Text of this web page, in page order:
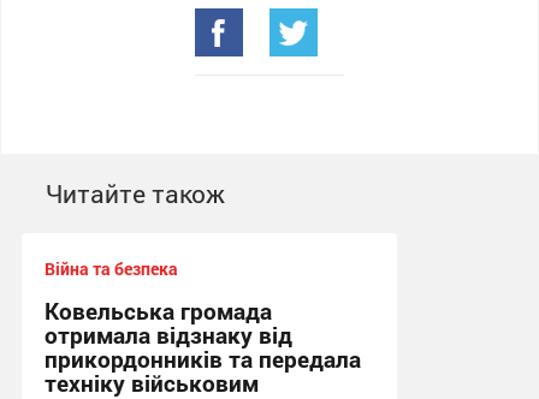
Читайте також
Війна та безпека
Ковельська громада
отримала відзнаку від
прикордонників та передала
техніку військовим